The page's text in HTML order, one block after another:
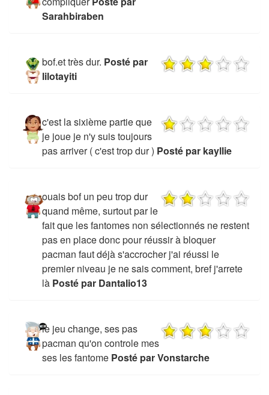
Sarahbiraben
bof.et très dur. Posté par
lilotayiti
c'est la sixième partie que
je joue je n'y suis toujours
pas arriver ( c'est trop dur ) Posté par kayllie
ouais bof un peu trop dur
quand même, surtout par le
fait que les fantomes non sélectionnés ne restent
pas en place donc pour réussir à bloquer
pacman faut déjà s'accrocher j'ai réussi le
premier niveau je ne sais comment, bref j'arrete
là Posté par Dantalio13
le jeu change, ses pas
pacman qu'on controle mes
ses les fantome Posté par Vonstarche